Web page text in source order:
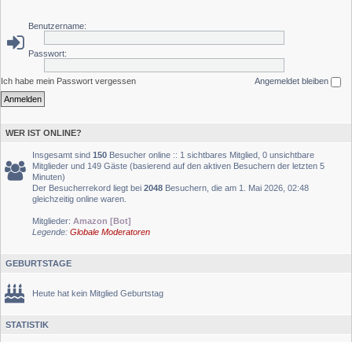
Benutzername:
Passwort:
Ich habe mein Passwort vergessen Angemeldet bleiben
WER IST ONLINE?
Insgesamt sind 150 Besucher online :: 1 sichtbares Mitglied, 0 unsichtbare
Mitglieder und 149 Gäste (basierend auf den aktiven Besuchern der letzten 5
Minuten)
Der Besucherrekord liegt bei 2048 Besuchern, die am 1. Mai 2026, 02:48
gleichzeitig online waren.
Mitglieder: Amazon [Bot]
Legende: Globale Moderatoren
GEBURTSTAGE
Heute hat kein Mitglied Geburtstag
STATISTIK